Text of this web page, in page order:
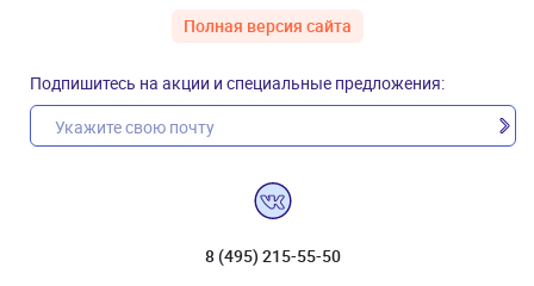
Полная версия сайта
Подпишитесь на акции и специальные предложения:
8 (495) 215-55-50